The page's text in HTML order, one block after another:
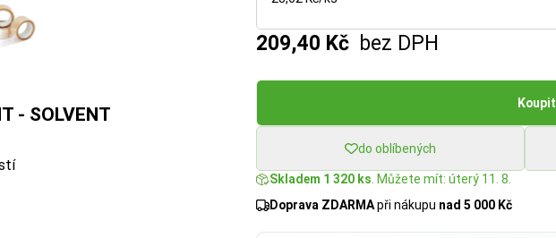
209,40 Kč bez DPH
Koupit
do oblíbených
Skladem 1 320 ks . Můžete mít: úterý 11. 8.
Doprava ZDARMApři nákupu nad 5 000 Kč
- SOLVENT